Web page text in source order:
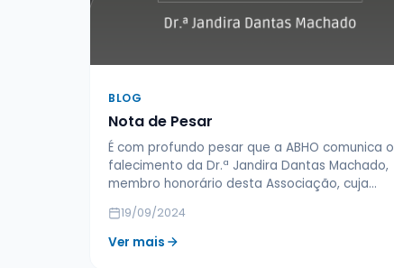
BLOG
Nota de Pesar
É com profundo pesar que a ABHO comunica o
falecimento da Dr.ª Jandira Dantas Machado,
membro honorário desta Associação, cuja…
19/09/2024
Ver mais